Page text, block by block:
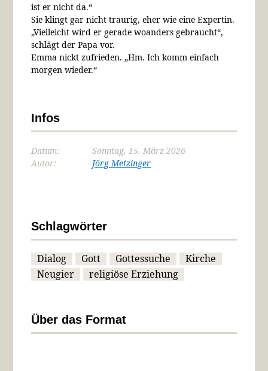
ist er nicht da.“
Sie klingt gar nicht traurig, eher wie eine Expertin.
„Vielleicht wird er gerade woanders gebraucht“,
schlägt der Papa vor.
Emma nickt zufrieden. „Hm. Ich komm einfach
morgen wieder.“
Infos
Datum:
Sonntag, 15. März 2026
Autor:
Jörg Metzinger
Schlagwörter
Dialog Gott Gottessuche
Kirche
Neugier
religiöse Erziehung
Über das Format